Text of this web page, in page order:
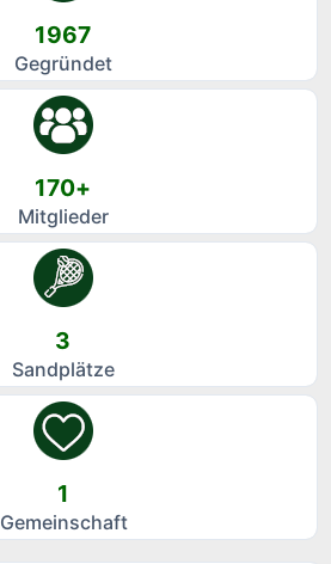
1967
Gegründet
170+
Mitglieder
3
Sandplätze
1
Gemeinschaft